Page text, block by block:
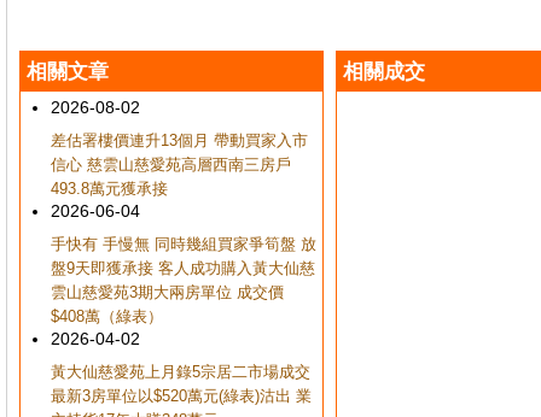
相關文章
2026-08-02
差估署樓價連升13個月 帶動買家入市
信心 慈雲山慈愛苑高層西南三房戶
493.8萬元獲承接
2026-06-04
手快有 手慢無 同時幾組買家爭筍盤 放
盤9天即獲承接 客人成功購入黃大仙慈
雲山慈愛苑3期大兩房單位 成交價
$408萬（綠表）
2026-04-02
黃大仙慈愛苑上月錄5宗居二市場成交
最新3房單位以$520萬元(綠表)沽出 業
相關成交